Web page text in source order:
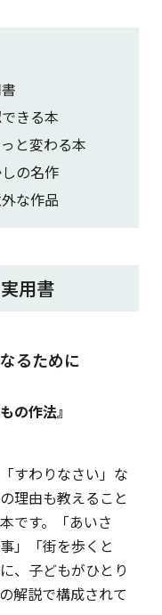
きる本
と変わる本
の名作
な作品
用書
るために
の作法』
すわりなさい」な
理由も教えること
です。「あいさ
」「街を歩くと
、子どもがひとり
解説で構成されて